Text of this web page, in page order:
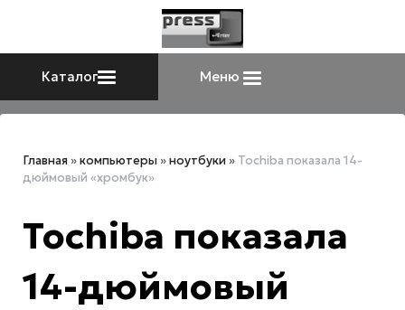
Каталог Меню
Главная »компьютеры »ноутбуки » Tochiba показала 14-
дюймовый «хромбук»
Tochiba показала
14-дюймовый